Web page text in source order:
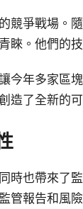
競爭戰場。
睞。他們的
今年多家區
造了全新的
時也帶來了
管報告和風